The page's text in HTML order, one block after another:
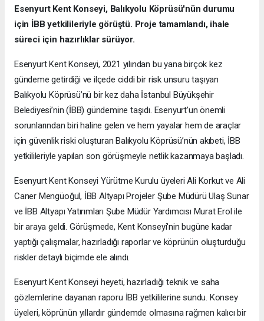
Esenyurt Kent Konseyi, Balıkyolu Köprüsü'nün durumu
için İBB yetkilileriyle görüştü. Proje tamamlandı, ihale
süreci için hazırlıklar sürüyor.
Esenyurt Kent Konseyi, 2021 yılından bu yana birçok kez
gündeme getirdiği ve ilçede ciddi bir risk unsuru taşıyan
Balıkyolu Köprüsü’nü bir kez daha İstanbul Büyükşehir
Belediyesi’nin (İBB) gündemine taşıdı. Esenyurt’un önemli
sorunlarından biri haline gelen ve hem yayalar hem de araçlar
için güvenlik riski oluşturan Balıkyolu Köprüsü’nün akıbeti, İBB
yetkilileriyle yapılan son görüşmeyle netlik kazanmaya başladı.
Esenyurt Kent Konseyi Yürütme Kurulu üyeleri Ali Korkut ve Ali
Caner Mengüoğul, İBB Altyapı Projeler Şube Müdürü Ulaş Sunar
ve İBB Altyapı Yatırımları Şube Müdür Yardımcısı Murat Erol ile
bir araya geldi. Görüşmede, Kent Konseyi'nin bugüne kadar
yaptığı çalışmalar, hazırladığı raporlar ve köprünün oluşturduğu
riskler detaylı biçimde ele alındı.
Esenyurt Kent Konseyi heyeti, hazırladığı teknik ve saha
gözlemlerine dayanan raporu İBB yetkililerine sundu. Konsey
üyeleri, köprünün yıllardır gündemde olmasına rağmen kalıcı bir